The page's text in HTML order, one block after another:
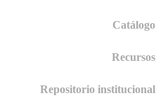
Catálogo
Recursos
Repositorio institucional